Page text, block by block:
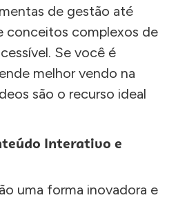
de gestão até
conceitos complexos de
Se você é
melhor vendo na
são o recurso ideal
Interativo e
uma forma inovadora e